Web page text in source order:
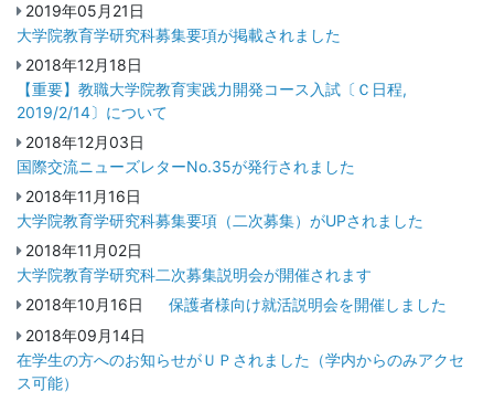
2019年05月21日
大学院教育学研究科募集要項が掲載されました
2018年12月18日
【重要】教職大学院教育実践力開発コース入試〔Ｃ日程,
2019/2/14〕について
2018年12月03日
国際交流ニューズレターNo.35が発行されました
2018年11月16日
大学院教育学研究科募集要項（二次募集）がUPされました
2018年11月02日
大学院教育学研究科二次募集説明会が開催されます
2018年10月16日
保護者様向け就活説明会を開催しました
2018年09月14日
在学生の方へのお知らせがＵＰされました（学内からのみアクセ
ス可能）